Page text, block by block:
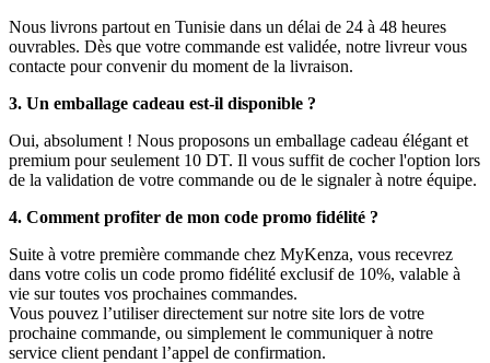
Nous livrons partout en Tunisie dans un délai de 24 à 48 heures
ouvrables. Dès que votre commande est validée, notre livreur vous
contacte pour convenir du moment de la livraison.
3. Un emballage cadeau est-il disponible ?
Oui, absolument ! Nous proposons un emballage cadeau élégant et
premium pour seulement 10 DT. Il vous suffit de cocher l'option lors
de la validation de votre commande ou de le signaler à notre équipe.
4. Comment profiter de mon code promo fidélité ?
Suite à votre première commande chez MyKenza, vous recevrez
dans votre colis un code promo fidélité exclusif de 10%, valable à
vie sur toutes vos prochaines commandes.
Vous pouvez l’utiliser directement sur notre site lors de votre
prochaine commande, ou simplement le communiquer à notre
service client pendant l’appel de confirmation.